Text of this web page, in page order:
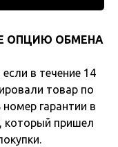
ОПЦИЮ ОБМЕНА
если в течение 14
товар по
номер гарантии в
который пришел